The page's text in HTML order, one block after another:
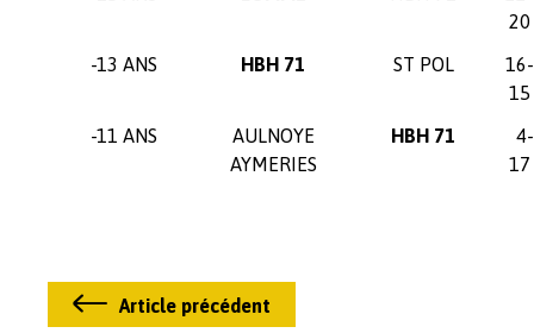
20
-13 ANS
HBH 71 ST POL
16-
15
-11 ANS
AULNOYE
AYMERIES
HBH 71
4-
17
Article précédent